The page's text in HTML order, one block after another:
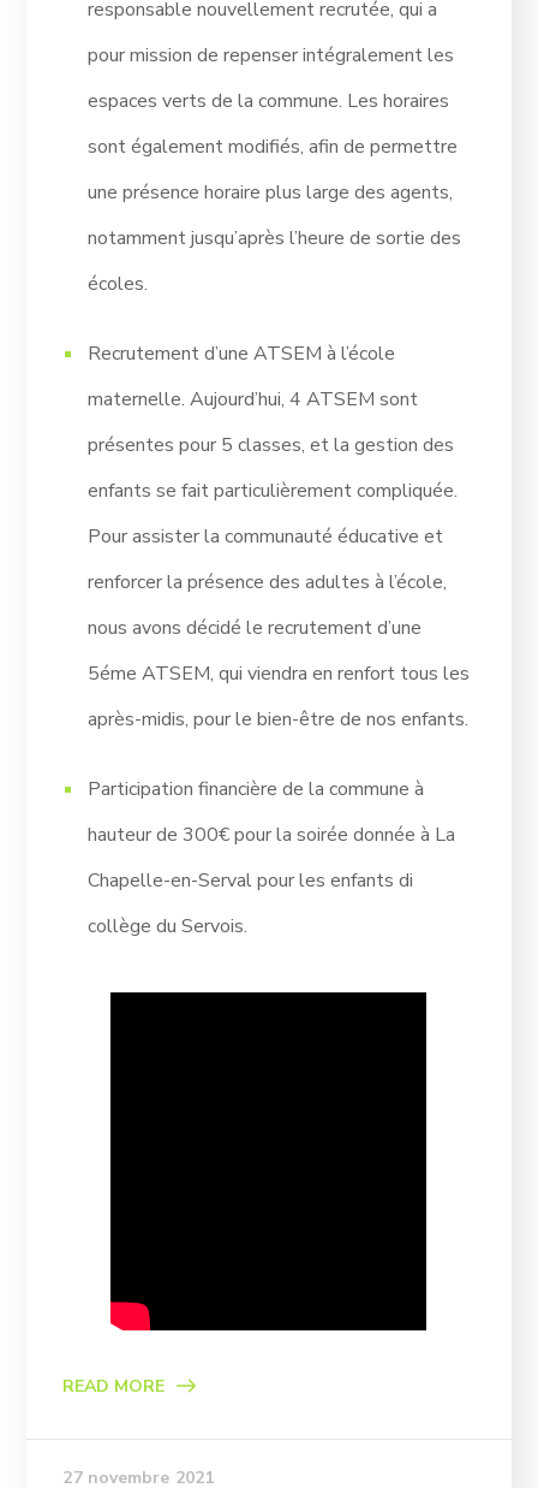
responsable nouvellement recrutée, qui a
pour mission de repenser intégralement les
espaces verts de la commune. Les horaires
sont également modifiés, afin de permettre
une présence horaire plus large des agents,
notamment jusqu’après l’heure de sortie des
écoles.
Recrutement d’une ATSEM à l’école
maternelle. Aujourd’hui, 4 ATSEM sont
présentes pour 5 classes, et la gestion des
enfants se fait particulièrement compliquée.
Pour assister la communauté éducative et
renforcer la présence des adultes à l’école,
nous avons décidé le recrutement d’une
5éme ATSEM, qui viendra en renfort tous les
après-midis, pour le bien-être de nos enfants.
Participation financière de la commune à
hauteur de 300€ pour la soirée donnée à La
Chapelle-en-Serval pour les enfants di
collège du Servois.
READ MORE
27 novembre 2021